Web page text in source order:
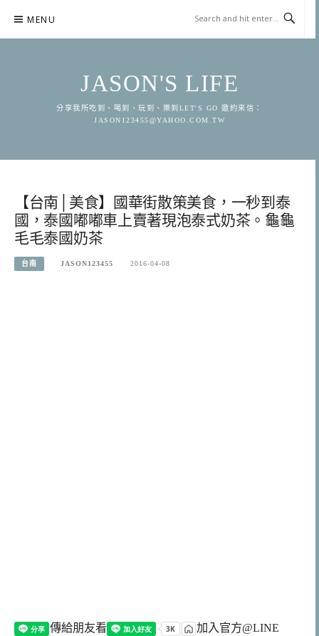
content
MENU
JASON'S LIFE
分享我所吃到、喝到、玩到、樂到LET'S GO 邀約來信：
JASON123455@YAHOO.COM.TW
【台南│美食】國華街散策美食，一秒到泰
國，泰國嘟嘟車上賣著現泡泰式奶茶。龜龜
毛毛泰國奶茶
台南 JASON123455 2016-04-08
傳給朋友看 加入官方@LINE